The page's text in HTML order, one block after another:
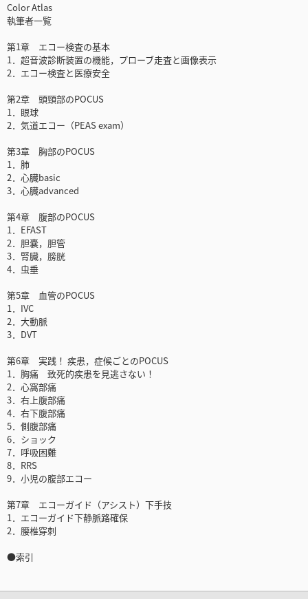
Color Atlas
執筆者一覧
第1章 エコー検査の基本
1．超音波診断装置の機能，プローブ走査と画像表示
2．エコー検査と医療安全
第2章 頭頸部のPOCUS
1．眼球
2．気道エコー（PEAS exam）
第3章 胸部のPOCUS
1．肺
2．心臓basic
3．心臓advanced
第4章 腹部のPOCUS
1．EFAST
2．胆嚢，胆管
3．腎臓，膀胱
4．虫垂
第5章 血管のPOCUS
1．IVC
2．大動脈
3．DVT
第6章 実践！ 疾患，症候ごとのPOCUS
1．胸痛 致死的疾患を見逃さない！
2．心窩部痛
3．右上腹部痛
4．右下腹部痛
5．側腹部痛
6．ショック
7．呼吸困難
8．RRS
9．小児の腹部エコー
第7章 エコーガイド（アシスト）下手技
1．エコーガイド下静脈路確保
2．腰椎穿刺
●索引